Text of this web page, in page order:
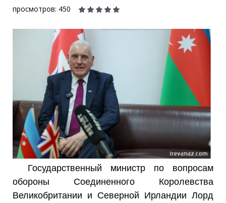
просмотров: 450
Государственный министр по вопросам
обороны Соединенного Королевства
Великобритании и Северной Ирландии Лорд